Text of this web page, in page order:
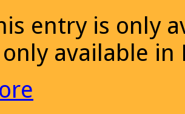
entry is only
available in